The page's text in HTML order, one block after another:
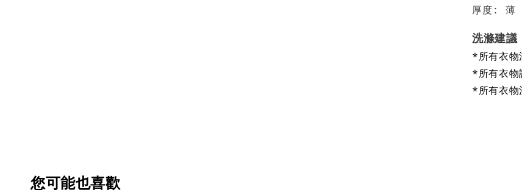
厚度: 薄
洗滌建議
*所有衣物
*所有衣物
*所有衣物
您可能也喜歡